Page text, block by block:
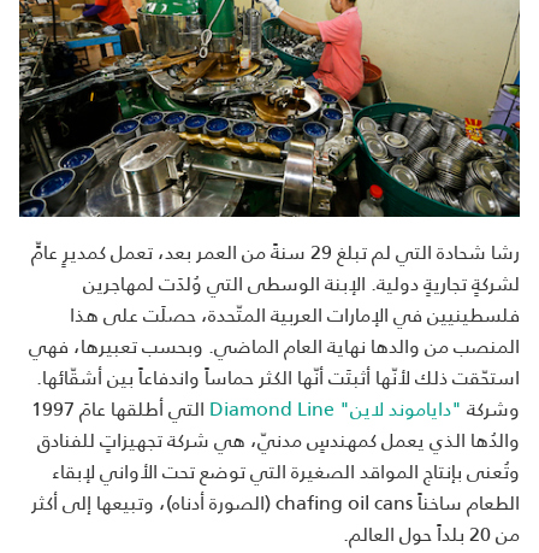
رشا شحادة التي لم تبلغ 29 سنةً من العمر بعد، تعمل كمديرٍ عامٍّ
لشركةٍ تجاريةٍ دولية. الإبنة الوسطى التي وُلدَت لمهاجرين
فلسطينيين في الإمارات العربية المتّحدة، حصلَت على هذا
المنصب من والدها نهاية العام الماضي. وبحسب تعبيرها، فهي
استحّقت ذلك لأنّها أثبتَت أنّها الكثر حماساً واندفاعاً بين أشقّائها.
وشركة"داياموند لاين" Diamond Line
التي أطلقها عامَ 1997
والدُها الذي يعمل كمهندسٍ مدنيّ، هي شركة تجهيزاتٍ للفنادق
وتُعنى بإنتاج المواقد الصغيرة التي توضع تحت الأواني لإبقاء
الطعام ساخناً chafing oil cans (الصورة أدناه)، وتبيعها إلى أكثر
من 20 بلداً حول العالم.